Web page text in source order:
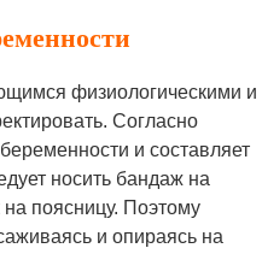
физиологическими и
Согласно
и составляет
носить бандаж на
поясницу. Поэтому
и опираясь на